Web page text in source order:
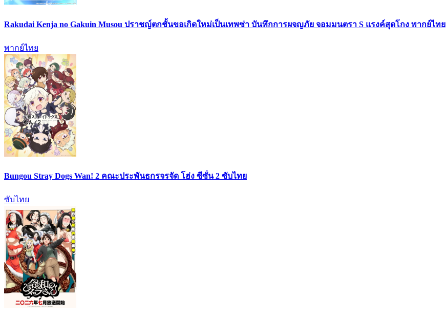
Rakudai Kenja no Gakuin Musou ปราชญ์ตกชั้นขอเกิดใหม่เป็นเทพซ่า บันทึกการผจญภัย จอมมนตรา S แรงค์สุดโกง พากย์ไทย
พากย์ไทย
Bungou Stray Dogs Wan! 2 คณะประพันธกรจรจัด โฮ่ง ซีซั่น 2 ซับไทย
ซับไทย